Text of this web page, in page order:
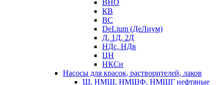
ВНО
КВ
ВС
DeLium (ДеЛиум)
Д, 1Д, 2Д
НДс, НДв
ЦН
НКСн
Насосы для красок, растворителей, лаков
Ш, НМШ, НМШФ, НМШГ нефтяные